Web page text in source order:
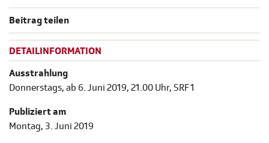
Beitrag teilen
DETAILINFORMATION
Ausstrahlung
Donnerstags, ab 6. Juni 2019, 21.00 Uhr, SRF 1
Publiziert am
Montag, 3. Juni 2019